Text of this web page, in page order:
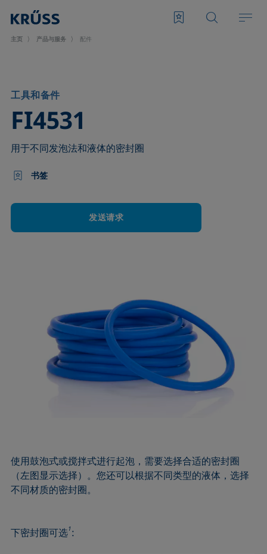
主页 产品与服务 配件
工具和备件
FI4531
–
用于不同发泡法和液体的密封圈
书签
发送请求
使用鼓泡式或搅拌式进行起泡，需要选择合适的密封圈
（左图显示选择）。您还可以根据不同类型的液体，选择
不同材质的密封圈。
下密封圈可选1: